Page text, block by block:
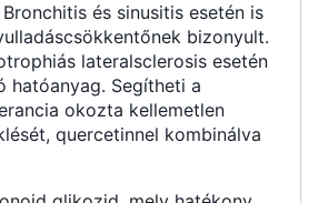
és sinusitis esetén is
bizonyult.
lateralsclerosis esetén
hatóanyag. Segítheti a
okozta kellemetlen
quercetinnel kombinálva